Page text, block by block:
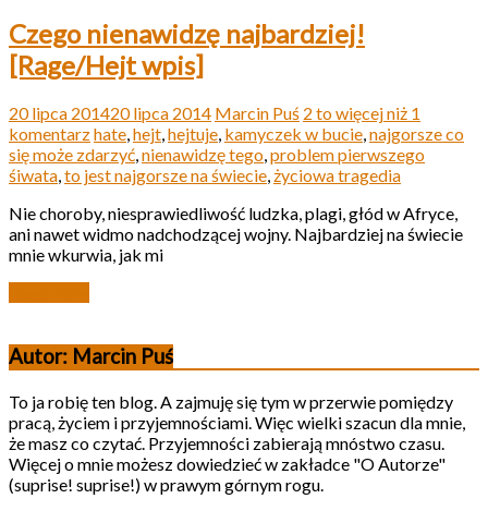
Czego nienawidzę najbardziej!
[Rage/Hejt wpis]
20 lipca 201420 lipca 2014 Marcin Puś 2 to więcej niż 1
komentarzhate,hejt,hejtuje, kamyczek w bucie,najgorsze co
się może zdarzyć,nienawidzę tego,problem pierwszego
śiwata,to jest najgorsze na świecie,życiowa tragedia
Nie choroby, niesprawiedliwość ludzka, plagi, głód w Afryce,
ani nawet widmo nadchodzącej wojny. Najbardziej na świecie
mnie wkurwia, jak mi
Autor: Marcin Puś
To ja robię ten blog. A zajmuję się tym w przerwie pomiędzy
pracą, życiem i przyjemnościami. Więc wielki szacun dla mnie,
że masz co czytać. Przyjemności zabierają mnóstwo czasu.
Więcej o mnie możesz dowiedzieć w zakładce "O Autorze"
(suprise! suprise!) w prawym górnym rogu.